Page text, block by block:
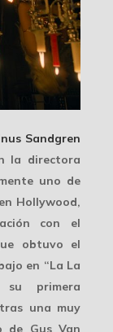
Sandgren
la directora
uno de
Hollywood,
con el
obtuvo el
en “La La
su primera
una muy
de Gus Van